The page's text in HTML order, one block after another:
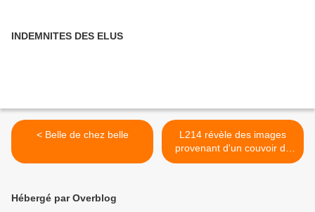
INDEMNITES DES ELUS
< Belle de chez belle
L214 révèle des images
provenant d'un couvoir de
poussins (France - 2014) >
Hébergé par Overblog